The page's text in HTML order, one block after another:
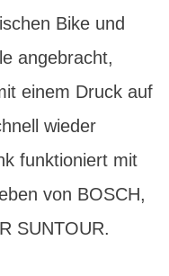
Bike und
angebracht,
einem Druck auf
wieder
funktioniert mit
von BOSCH,
SUNTOUR.